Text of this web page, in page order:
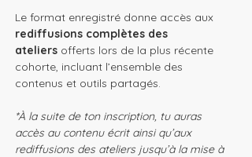
Le format enregistré donne accès aux
rediffusions complètes des
ateliers offerts lors de la plus récente
cohorte, incluant l’ensemble des
contenus et outils partagés.
*À la suite de ton inscription, tu auras
accès au contenu écrit ainsi qu’aux
rediffusions des ateliers jusqu’à la mise à